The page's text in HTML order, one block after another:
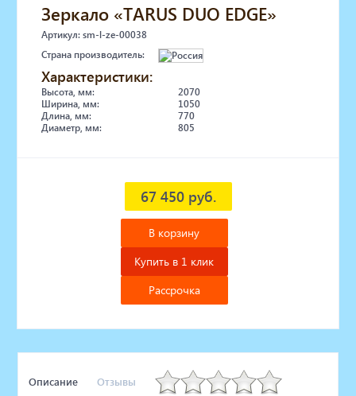
Мебель в стиле Лофт
Доставка за один день
Зеркало «TARUS DUO EDGE»
Артикул: sm-l-ze-00038
Страна производитель:
Характеристики:
Высота, мм:
2070
Ширина, мм:
1050
Длина, мм:
770
Диаметр, мм:
805
67 450 руб.
В корзину
Купить в 1 клик
Рассрочка
Описание Отзывы